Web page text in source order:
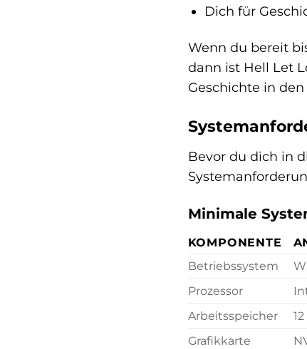
Dich für
Wenn du bereit
dann ist Hell Let
Geschichte in
Bevor du dich in
Minimale
KOMPONENTE
Betriebssystem
Prozessor
Arbeitsspeicher
Grafikkarte